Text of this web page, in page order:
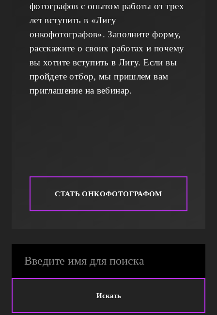
фотографов с опытом работы от трех
лет вступить в «Лигу
онкофотографов». Заполните форму,
расскажите о своих работах и почему
вы хотите вступить в Лигу. Если вы
пройдете отбор, мы пришлем вам
приглашение на вебинар.
СТАТЬ ОНКОФОТОГРАФОМ
Искать